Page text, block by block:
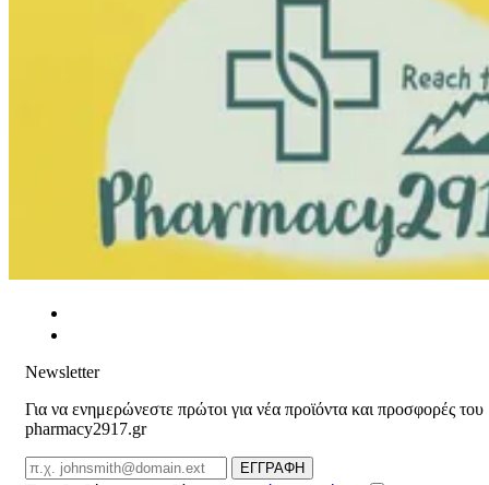
Newsletter
Για να ενημερώνεστε πρώτοι για νέα προϊόντα και προσφορές του
pharmacy2917.gr
Email
ΕΓΓΡΑΦΗ